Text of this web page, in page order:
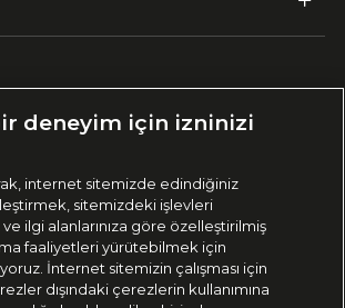
Edin
deneyim için izninizi
internet sitemizde edindiğiniz
sitemizdeki işlevleri
ilgi alanlarınıza göre özelleştirilmiş
faaliyetleri yürütebilmek için
İnternet sitemizin çalışması için
dışındaki çerezlerin kullanımına